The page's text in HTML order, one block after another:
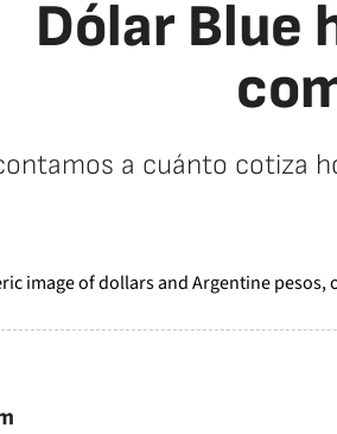
Dólar Blue
a cuánto cotiza